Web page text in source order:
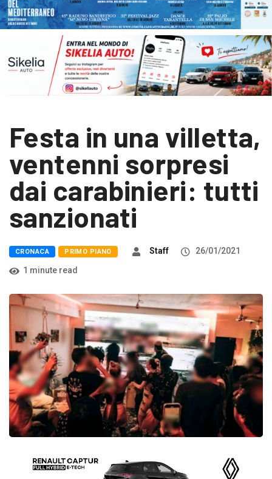
Festa in una villetta,
ventenni sorpresi
dai carabinieri: tutti
sanzionati
CRONACA PRIMO PIANO Staff
26/01/2021
1 minute read